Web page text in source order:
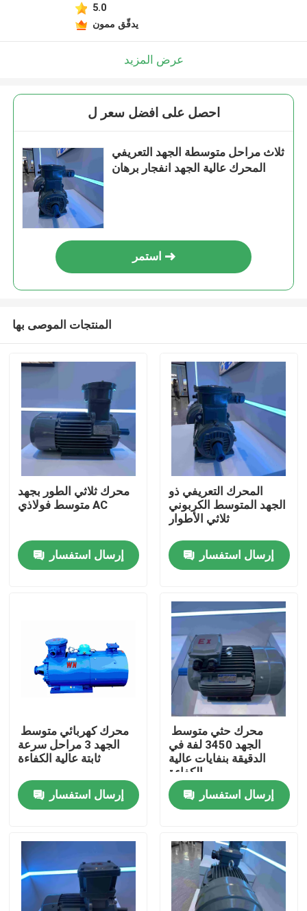
منزل
حول بنا
المنتجات
أشرطة فيديو
محرك كهربائي عالي الكفاءة
المحركات الكهربائية ذات الجهد المنخفض
محرك حثي متوسط ​​الجهد
5.0
يدقّق ممون
عرض المزيد
احصل على افضل سعر ل
ثلاث مراحل متوسطة الجهد التعريفي
المحرك عالية الجهد انفجار برهان
استمر
المنتجات الموصى بها
محرك ثلاثي الطور بجهد
متوسط ​​فولاذي AC
إرسال استفسار
المحرك التعريفي ذو
الجهد المتوسط ​​الكربوني
ثلاثي الأطوار
إرسال استفسار
محرك كهربائي متوسط ​​
الجهد 3 مراحل سرعة
ثابتة عالية الكفاءة
إرسال استفسار
محرك حثي متوسط ​​
الجهد 3450 لفة في
الدقيقة بنفايات عالية
الكفاءة
إرسال استفسار